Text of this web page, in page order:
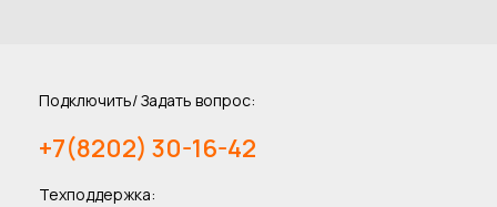
Подключить/ Задать вопрос:
+7(8202) 30-16-42
Техподдержка: